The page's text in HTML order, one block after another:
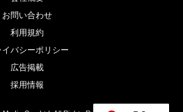
お問い合わせ
利用規約
イバシーポリシー
広告掲載
採用情報